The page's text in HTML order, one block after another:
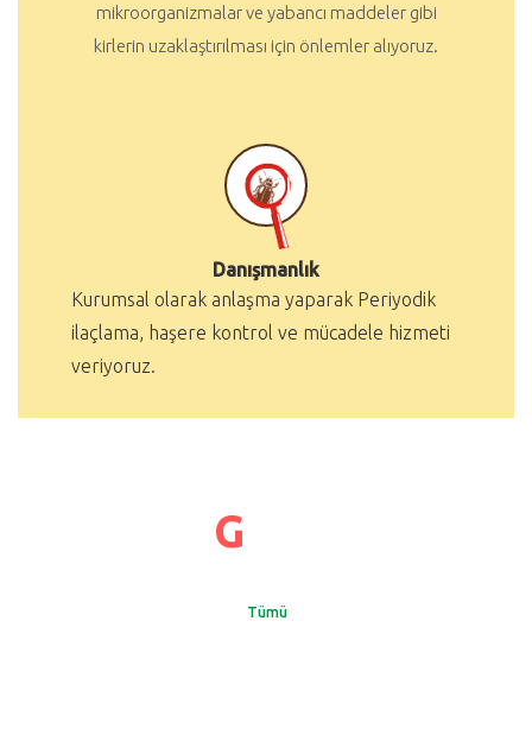
mikroorganizmalar ve yabancı maddeler gibi
kirlerin uzaklaştırılması için önlemler alıyoruz.
Danışmanlık
Kurumsal olarak anlaşma yaparak Periyodik
ilaçlama, haşere kontrol ve mücadele hizmeti
veriyoruz.
G
Tümü